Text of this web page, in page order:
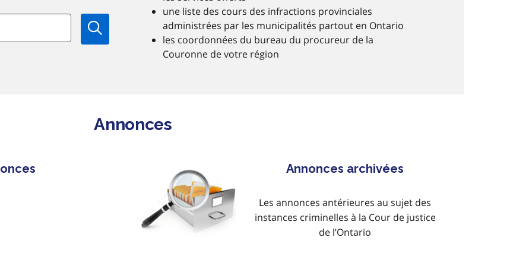
une liste des cours des infractions provinciales
administrées par les municipalités partout en Ontario
les coordonnées du bureau du procureur de la
Couronne de votre région
Annonces
Annonces archivées
Les annonces antérieures au sujet des
instances criminelles à la Cour de justice
de l’Ontario